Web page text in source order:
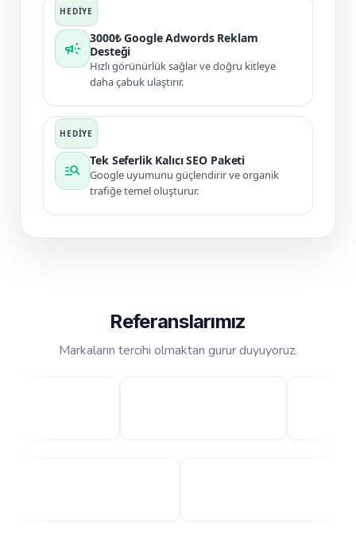
campaign
3000₺ Google Adwords Reklam
Desteği
Hızlı görünürlük sağlar ve doğru kitleye
daha çabuk ulaştırır.
manage_search
Tek Seferlik Kalıcı SEO Paketi
Google uyumunu güçlendirir ve organik
trafiğe temel oluşturur.
Referanslarımız
Markaların tercihi olmaktan gurur duyuyoruz.